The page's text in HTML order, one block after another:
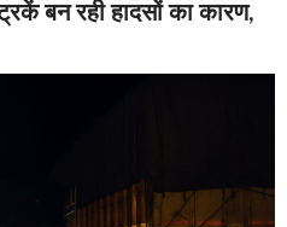
बन रही हादसों का कारण,